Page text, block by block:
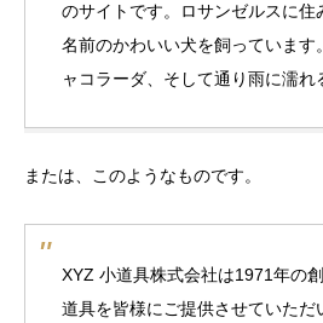
のサイトです。ロサンゼルスに住
名前のかわいい犬を飼っています
ャコラーダ、そして通り雨に濡れ
または、このようなものです。
XYZ 小道具株式会社は1971年の
道具を皆様にご提供させていただ